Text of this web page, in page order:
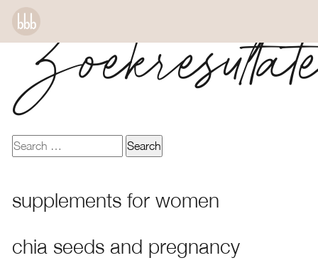
supplements for women
chia seeds and pregnancy